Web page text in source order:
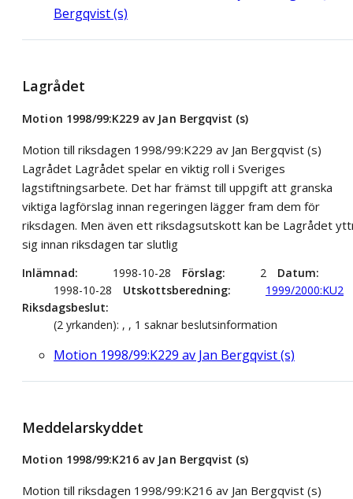
Bergqvist (s)
Lagrådet
Motion 1998/99:K229 av Jan Bergqvist (s)
Motion till riksdagen 1998/99:K229 av Jan Bergqvist (s)
Lagrådet Lagrådet spelar en viktig roll i Sveriges
lagstiftningsarbete. Det har främst till uppgift att granska
viktiga lagförslag innan regeringen lägger fram dem för
riksdagen. Men även ett riksdagsutskott kan be Lagrådet
sig innan riksdagen tar slutlig
Inlämnad 1998-10-28 Förslag 2
Datum
1998-10-28
Utskottsberedning
1999/2000:KU2
Riksdagsbeslut
(2 yrkanden): , , 1 saknar beslutsinformation
Motion 1998/99:K229 av Jan Bergqvist (s)
Meddelarskyddet
Motion 1998/99:K216 av Jan Bergqvist (s)
Motion till riksdagen 1998/99:K216 av Jan Bergqvist (s)